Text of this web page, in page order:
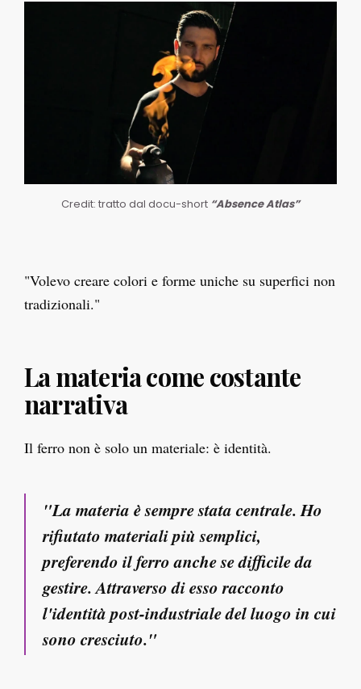
Credit: tratto dal docu-short “Absence Atlas”
"Volevo creare colori e forme uniche su superfici non
tradizionali."
La materia come costante
narrativa
Il ferro non è solo un materiale: è identità.
"La materia è sempre stata centrale. Ho
rifiutato materiali più semplici,
preferendo il ferro anche se difficile da
gestire. Attraverso di esso racconto
l'identità post-industriale del luogo in cui
sono cresciuto."